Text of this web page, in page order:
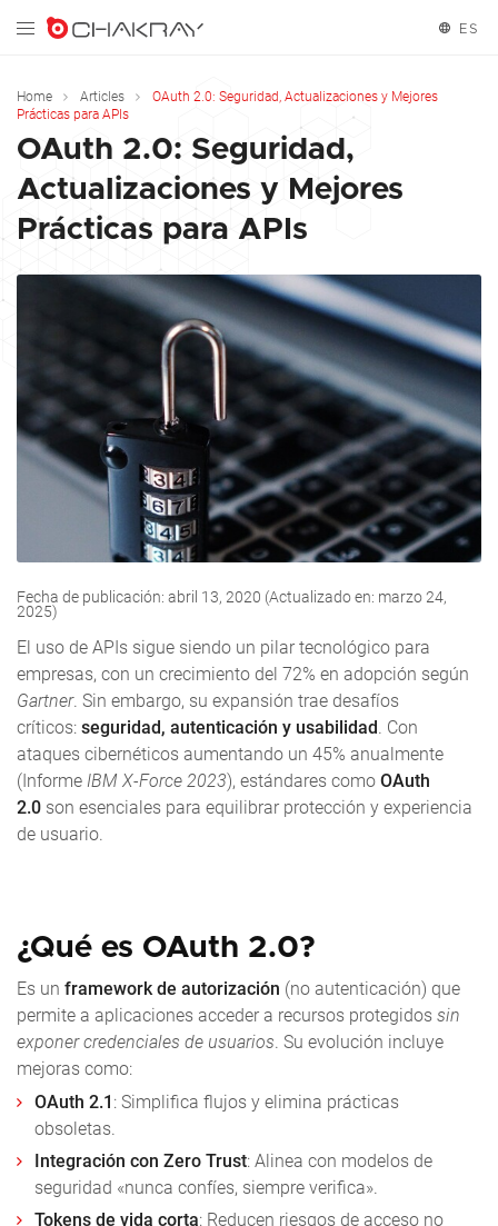
ES
Home Articles
OAuth 2.0: Seguridad, Actualizaciones y Mejores
Prácticas para APIs
OAuth 2.0: Seguridad,
Actualizaciones y Mejores
Prácticas para APIs
Fecha de publicación: abril 13, 2020 (Actualizado en: marzo 24,
2025)
El uso de APIs sigue siendo un pilar tecnológico para
empresas, con un crecimiento del 72% en adopción según
Gartner. Sin embargo, su expansión trae desafíos
críticos: seguridad, autenticación y usabilidad. Con
ataques cibernéticos aumentando un 45% anualmente
(Informe IBM X-Force 2023), estándares como OAuth
2.0 son esenciales para equilibrar protección y experiencia
de usuario.
¿Qué es OAuth 2.0?
Es un framework de autorización (no autenticación) que
permite a aplicaciones acceder a recursos protegidos sin
exponer credenciales de usuarios. Su evolución incluye
mejoras como:
OAuth 2.1 : Simplifica flujos y elimina prácticas
obsoletas.
Integración con Zero Trust: Alinea con modelos de
seguridad «nunca confíes, siempre verifica».
Tokens de vida corta: Reducen riesgos de acceso no